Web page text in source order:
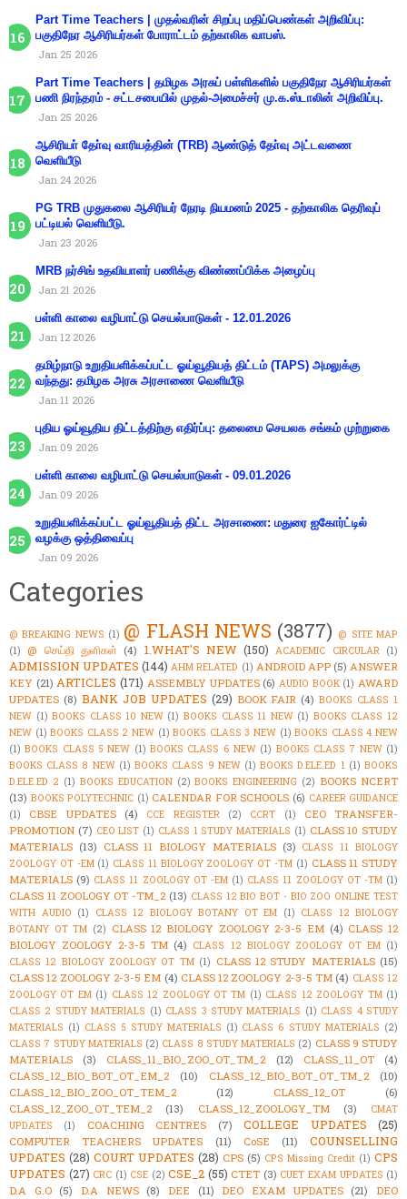
Part Time Teachers | முதல்வரின் சிறப்பு மதிப்பெண்கள் அறிவிப்பு:
பகுதிநேர ஆசிரியர்கள் போராட்டம் தற்காலிக வாபஸ்.
Jan 25 2026
Part Time Teachers | தமிழக அரசுப் பள்ளிகளில் பகுதிநேர ஆசிரியர்கள்
பணி நிரந்தரம் - சட்டசபையில் முதல்-அமைச்சர் மு.க.ஸ்டாலின் அறிவிப்பு.
Jan 25 2026
ஆசிரியா் தோ்வு வாரியத்தின் (TRB) ஆண்டுத் தோ்வு அட்டவணை
வெளியீடு
Jan 24 2026
PG TRB முதுகலை ஆசிரியர் நேரடி நியமனம் 2025 - தற்காலிக தெரிவுப்
பட்டியல் வெளியீடு.
Jan 23 2026
MRB நர்சிங் உதவியாளர் பணிக்கு விண்ணப்பிக்க அழைப்பு
Jan 21 2026
பள்ளி காலை வழிபாட்டு செயல்பாடுகள் - 12.01.2026
Jan 12 2026
தமிழ்நாடு உறுதியளிக்கப்பட்ட ஓய்வூதியத் திட்டம் (TAPS) அமலுக்கு
வந்தது: தமிழக அரசு அரசாணை வெளியீடு
Jan 11 2026
புதிய ஓய்வூதிய திட்டத்திற்கு எதிர்ப்பு: தலைமை செயலக சங்கம் முற்றுகை
Jan 09 2026
பள்ளி காலை வழிபாட்டு செயல்பாடுகள் - 09.01.2026
Jan 09 2026
உறுதியளிக்கப்பட்ட ஓய்வூதியத் திட்ட அரசாணை: மதுரை ஐகோர்ட்டில்
வழக்கு ஒத்திவைப்பு
Jan 09 2026
Categories
@ BREAKING NEWS (1) @ FLASH NEWS (3877) @ SITE MAP
(1) @ செய்தி துளிகள் (4) 1.WHAT'S NEW (150) ACADEMIC CIRCULAR (1)
ADMISSION UPDATES (144) AHM RELATED (1) ANDROID APP (5) ANSWER
KEY (21) ARTICLES (171) ASSEMBLY UPDATES (6) AUDIO BOOK (1) AWARD
UPDATES (8) BANK JOB UPDATES (29) BOOK FAIR (4) BOOKS CLASS 1
NEW (1) BOOKS CLASS 10 NEW (1) BOOKS CLASS 11 NEW (1) BOOKS CLASS 12
NEW (1) BOOKS CLASS 2 NEW (1) BOOKS CLASS 3 NEW (1) BOOKS CLASS 4 NEW
(1) BOOKS CLASS 5 NEW (1) BOOKS CLASS 6 NEW (1) BOOKS CLASS 7 NEW (1)
BOOKS CLASS 8 NEW (1) BOOKS CLASS 9 NEW (1) BOOKS D.ELE.ED 1 (1) BOOKS
D.ELE.ED 2 (1) BOOKS EDUCATION (2) BOOKS ENGINEERING (2) BOOKS NCERT
(13) BOOKS POLYTECHNIC (1) CALENDAR FOR SCHOOLS (6) CAREER GUIDANCE
(1)
CBSE UPDATES (4) CCE REGISTER (2) CCRT (1)
CEO TRANSFER-
PROMOTION (7) CEO LIST (1) CLASS 1 STUDY MATERIALS (1) CLASS 10 STUDY
MATERIALS (13) CLASS 11 BIOLOGY MATERIALS (3) CLASS 11 BIOLOGY
ZOOLOGY OT -EM (1) CLASS 11 BIOLOGY ZOOLOGY OT -TM (1) CLASS 11 STUDY
MATERIALS (9) CLASS 11 ZOOLOGY OT -EM (1) CLASS 11 ZOOLOGY OT -TM (1)
CLASS 11 ZOOLOGY OT -TM_2 (13) CLASS 12 BIO BOT - BIO ZOO ONLINE TEST
WITH AUDIO (1) CLASS 12 BIOLOGY BOTANY OT EM (1) CLASS 12 BIOLOGY
BOTANY OT TM (2) CLASS 12 BIOLOGY ZOOLOGY 2-3-5 EM (4) CLASS 12
BIOLOGY ZOOLOGY 2-3-5 TM (4) CLASS 12 BIOLOGY ZOOLOGY OT EM (1)
CLASS 12 BIOLOGY ZOOLOGY OT TM (1) CLASS 12 STUDY MATERIALS (15)
CLASS 12 ZOOLOGY 2-3-5 EM (4) CLASS 12 ZOOLOGY 2-3-5 TM (4) CLASS 12
ZOOLOGY OT EM (1) CLASS 12 ZOOLOGY OT TM (1) CLASS 12 ZOOLOGY TM (1)
CLASS 2 STUDY MATERIALS (1) CLASS 3 STUDY MATERIALS (1) CLASS 4 STUDY
MATERIALS (1) CLASS 5 STUDY MATERIALS (1) CLASS 6 STUDY MATERIALS (2)
CLASS 7 STUDY MATERIALS (2) CLASS 8 STUDY MATERIALS (2) CLASS 9 STUDY
MATERIALS
(3) CLASS_11_BIO_ZOO_OT_TM_2 (12) CLASS_11_OT
(4)
CLASS_12_BIO_BOT_OT_EM_2
(10) CLASS_12_BIO_BOT_OT_TM_2
(10)
CLASS_12_BIO_ZOO_OT_TEM_2
(12) CLASS_12_OT
(6)
CLASS_12_ZOO_OT_TEM_2
(13) CLASS_12_ZOOLOGY_TM (3)
CMAT
UPDATES
(1) COACHING CENTRES (7) COLLEGE UPDATES (25)
COMPUTER TEACHERS UPDATES (11) CoSE (11)
COUNSELLING
UPDATES (28) COURT UPDATES (28) CPS (5) CPS Missing Credit (1) CPS
UPDATES (27) CRC (1) CSE (2) CSE_2 (55) CTET (3) CUET EXAM UPDATES (1)
D.A G.O (5) D.A NEWS (8) DEE (11) DEO EXAM UPDATES (21)
DEO